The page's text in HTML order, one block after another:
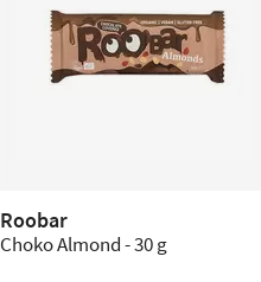
Roobar
Choko Almond - 30 g